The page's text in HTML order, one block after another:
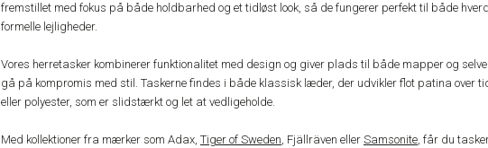
fremstillet med fokus på både holdbarhed og et tidløst look, så de fungerer perfekt til både
formelle lejligheder.
Vores herretasker kombinerer funktionalitet med design og giver plads til både mapper og
gå på kompromis med stil. Taskerne findes i både klassisk læder, der udvikler flot patina over
eller polyester, som er slidstærkt og let at vedligeholde.
Med kollektioner fra mærker som Adax, Tiger of Sweden, Fjällräven eller Samsonite, får du